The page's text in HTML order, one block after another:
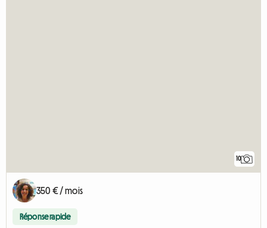
10
350 € / mois
Réponse rapide